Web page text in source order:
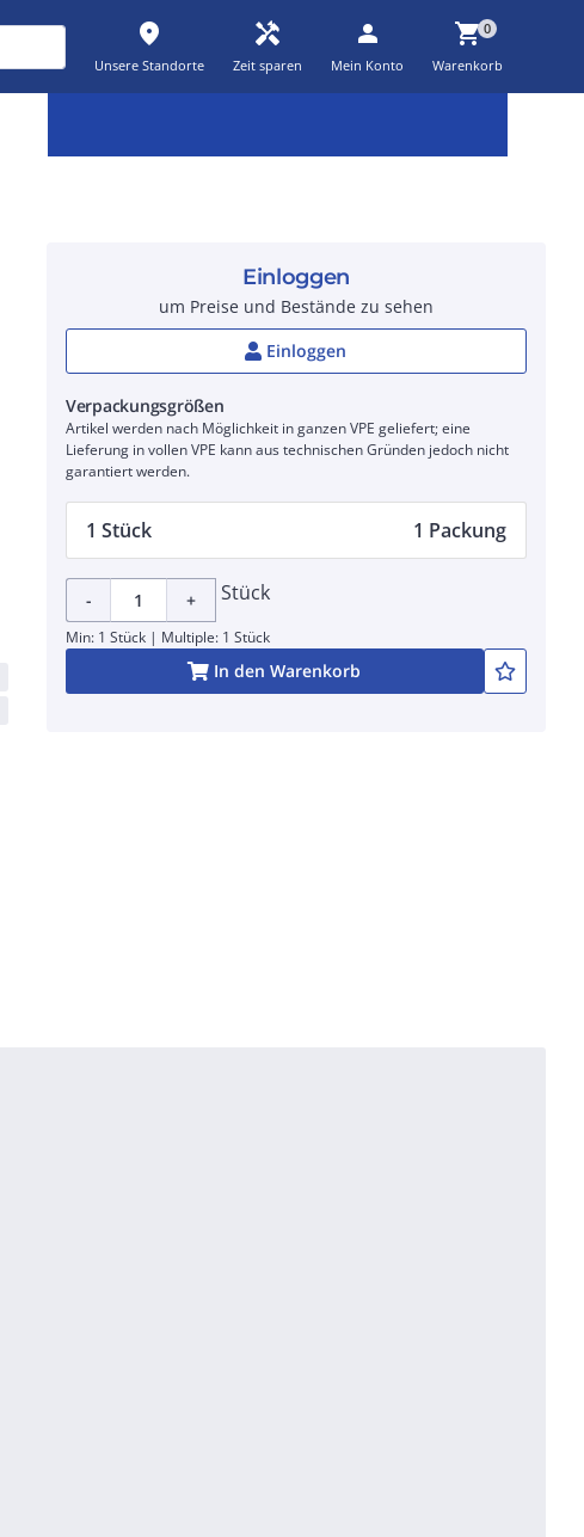
place
Unsere Standorte
handyman
Zeit sparen
person
Mein Konto
shopping_cart0
Warenkorb
Einloggen
um Preise und Bestände zu sehen
Einloggen
Verpackungsgrößen
Artikel werden nach Möglichkeit in ganzen VPE geliefert; eine
Lieferung in vollen VPE kann aus technischen Gründen jedoch nicht
garantiert werden.
1 Stück 1 Packung
- + Stück
Min: 1 Stück | Multiple: 1 Stück
In den Warenkorb